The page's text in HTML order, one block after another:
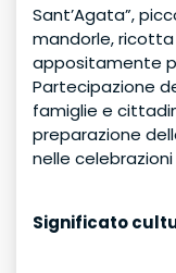
Sant’Agata”,
mandorle,
appositamente
Partecipazione
famiglie e
preparazione
nelle celebrazioni
Significato